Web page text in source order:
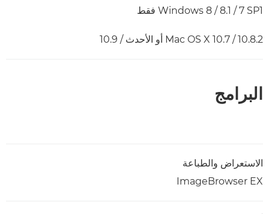
Windows 8 / 8.1 / 7 SP1 فقط
Mac OS X 10.7 / 10.8.2 أو الأحدث / 10.9
البرامج
الاستعراض والطباعة
ImageBrowser EX